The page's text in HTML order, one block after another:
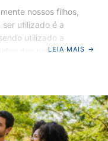
nossos filhos,
utilizado é a
utilizado a
dos pais sobre
têm seus
método e decidir
LEIA MAIS →